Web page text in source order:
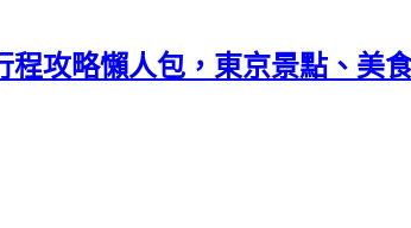
程攻略懶人包，東京景點、美